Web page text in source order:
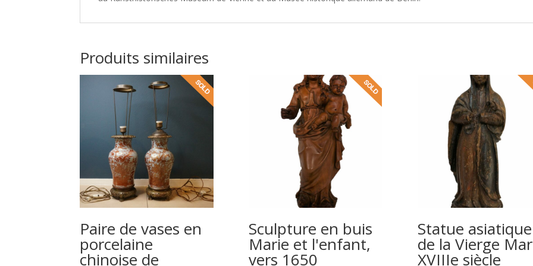
Produits similaires
Paire de vases en
porcelaine
chinoise de
Sculpture en buis
Marie et l'enfant,
vers 1650
Statue asiatique
de la Vierge
XVIIIe siècle